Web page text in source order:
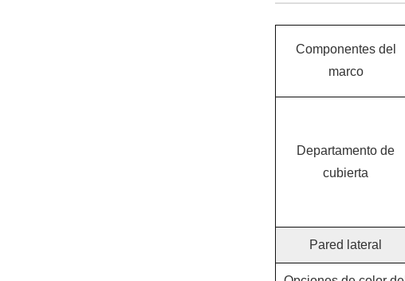
Componentes del
marco
Departamento de
cubierta
Pared lateral